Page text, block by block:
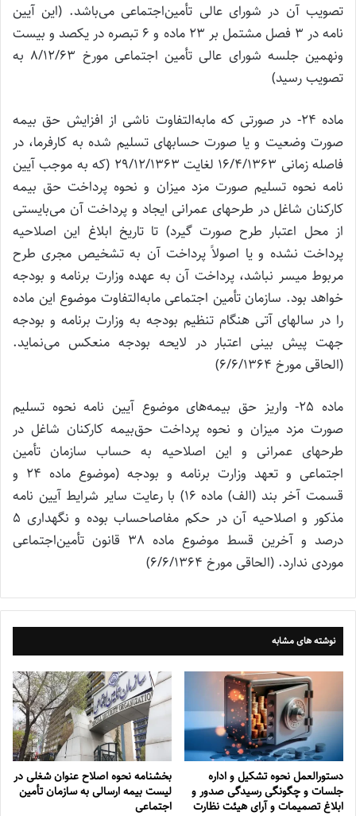
تصویب آن در شورای عالی تأمین‌اجتماعی می‌باشد. (این آیین
نامه در 3 فصل مشتمل بر 23 ماده و 6 تبصره در یکصد و بیست
ونهمین جلسه شورای عالی تأمین اجتماعی مورخ 8/12/63 به
تصویب رسید)
ماده 24- در صورتی که مابه‌التفاوت ناشی از افزایش حق بیمه
صورت وضعیت و یا صورت حسابهای تسلیم شده به کارفرما، در
فاصله زمانی 16/4/1363 لغایت 29/12/1363 (که به موجب آیین
نامه نحوه تسلیم صورت مزد میزان و نحوه پرداخت حق بیمه
کارکنان شاغل در طرحهای عمرانی ایجاد و پرداخت آن می‌بایستی
از محل اعتبار طرح صورت گیرد) تا تاریخ ابلاغ این اصلاحیه
پرداخت نشده و یا اصولاً پرداخت آن به تشخیص مجری طرح
مربوط میسر نباشد، پرداخت آن به عهده وزارت برنامه و بودجه
خواهد بود. سازمان تأمین اجتماعی مابه‌التفاوت موضوع این ماده
را در سالهای آتی هنگام تنظیم بودجه به وزارت برنامه و بودجه
جهت پیش بینی اعتبار در لایحه بودجه منعکس می‌نماید.
(الحاقی مورخ 6/6/1364)
ماده 25- واریز حق بیمه‌های موضوع آیین نامه نحوه تسلیم
صورت مزد میزان و نحوه پرداخت حق‌بیمه کارکنان شاغل در
طرحهای عمرانی و این اصلاحیه به حساب سازمان تأمین
اجتماعی و تعهد وزارت برنامه و بودجه (موضوع ماده 24 و
قسمت آخر بند (الف) ماده 16) با رعایت سایر شرایط آیین نامه
مذکور و اصلاحیه آن در حکم مفاصاحساب بوده و نگهداری 5
درصد و آخرین قسط موضوع ماده 38 قانون تأمین‌اجتماعی
موردی ندارد. (الحاقی مورخ 6/6/1364)
نوشته های مشابه
دستورالعمل نحوه تشکیل و اداره
جلسات و چگونگی رسیدگی صدور و
‏ابلاغ تصمیمات و‎ ‎آرای هیئت نظارت
بخشنامه نحوه اصلاح عنوان شغلی در
لیست بیمه ارسالی به سازمان تأمین
اجتماعی